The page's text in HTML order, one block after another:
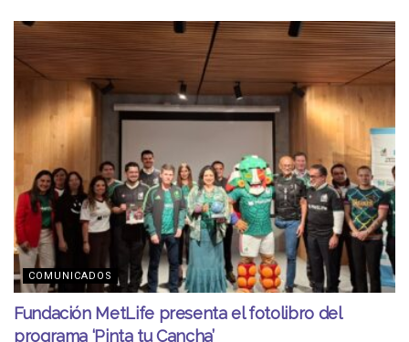
COMUNICADOS
Fundación MetLife presenta el fotolibro del
programa ‘Pinta tu Cancha’